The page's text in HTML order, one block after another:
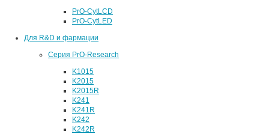
PrO-CytLCD
PrO-CytLED
Для R&D и фармации
Серия PrO-Research
K1015
K2015
K2015R
K241
K241R
K242
K242R